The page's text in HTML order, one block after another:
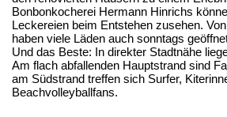
Bonbonkocherei Hermann Hinrichs
Leckereien beim Entstehen zusehen.
haben viele Läden auch sonntags
Und das Beste: In direkter Stadtnähe
Am flach abfallenden Hauptstrand sind
am Südstrand treffen sich Surfer,
Beachvolleyballfans.